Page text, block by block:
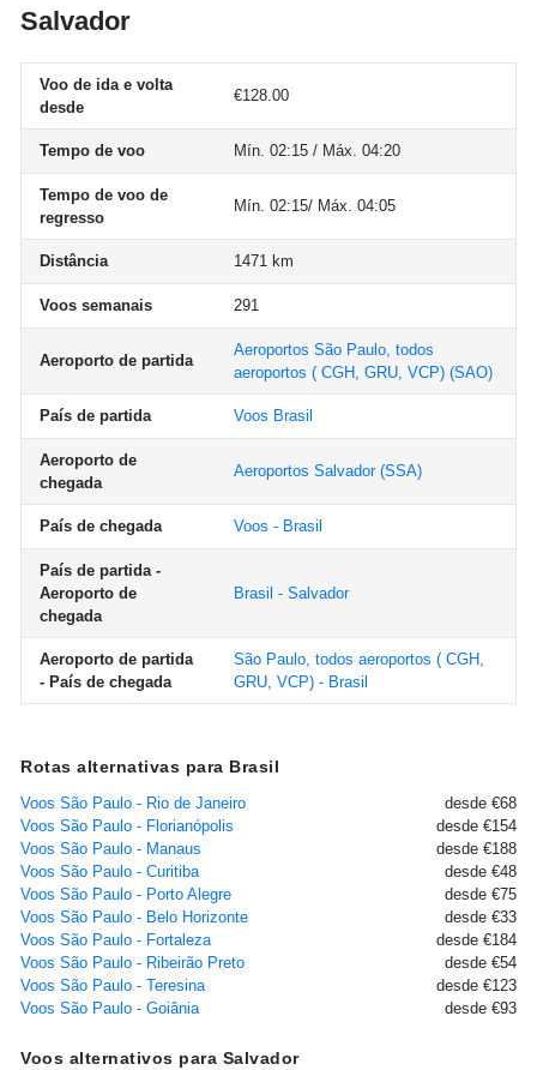
Salvador
Voo de ida e volta
desde
€128.00
Tempo de voo Mín. 02:15 / Máx. 04:20
Tempo de voo de
regresso
Mín. 02:15/ Máx. 04:05
Distância 1471 km
Voos semanais 291
Aeroporto de partida
Aeroportos São Paulo, todos
aeroportos ( CGH, GRU, VCP) (SAO)
País de partida Voos Brasil
Aeroporto de
chegada
Aeroportos Salvador(SSA)
País de chegada Voos - Brasil
País de partida -
Aeroporto de
chegada
Brasil - Salvador
Aeroporto de partida
- País de chegada
São Paulo, todos aeroportos ( CGH,
GRU, VCP) - Brasil
Rotas alternativas para Brasil
Voos São Paulo - Rio de Janeiro
desde €68
Voos São Paulo - Florianópolis
desde €154
Voos São Paulo - Manaus
desde €188
Voos São Paulo - Curitiba
desde €48
Voos São Paulo - Porto Alegre
desde €75
Voos São Paulo - Belo Horizonte
desde €33
Voos São Paulo - Fortaleza
desde €184
Voos São Paulo - Ribeirão Preto
desde €54
Voos São Paulo - Teresina
desde €123
Voos São Paulo - Goiânia
desde €93
Voos alternativos para Salvador